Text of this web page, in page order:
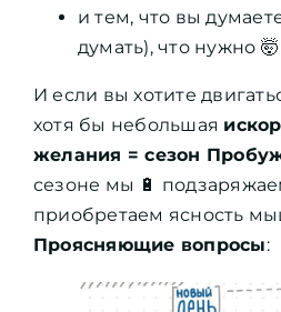
и тем, что вы
думать), что нужно 🤯
И если вы хотите
хотя бы небольшая
желания = сезон
сезоне мы 🔋
приобретаем ясность
Проясняющие вопросы: